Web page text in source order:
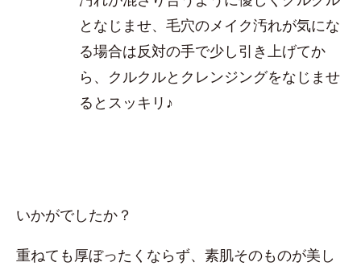
となじませ、毛穴のメイク汚れが気にな
る場合は反対の手で少し引き上げてか
ら、クルクルとクレンジングをなじませ
るとスッキリ♪
いかがでしたか？
重ねても厚ぼったくならず、素肌そのものが美し